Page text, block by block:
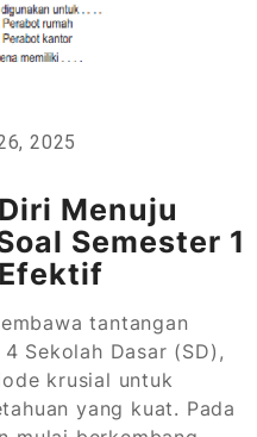
2025
Menuju
Semester 1
tantangan
Sekolah Dasar (SD),
krusial untuk
yang kuat. Pada